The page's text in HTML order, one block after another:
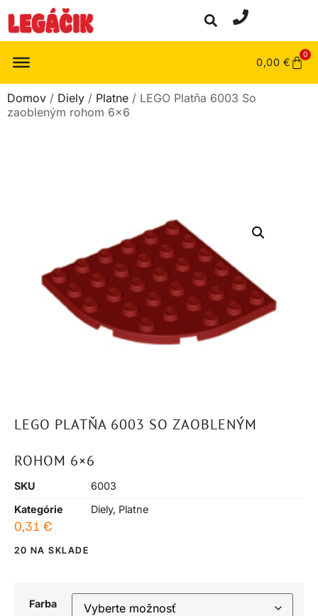
0,00 €
0
Domov / Diely / Platne / LEGO Platňa 6003 So
zaobleným rohom 6×6
LEGO PLATŇA 6003 SO ZAOBLENÝM
ROHOM 6×6
SKU
6003
Kategórie
Diely, Platne
0,31 €
20 NA SKLADE
Farba